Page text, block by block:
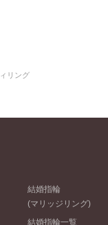
リング
結婚指輪
(マリッジリング)
結婚指輪一覧